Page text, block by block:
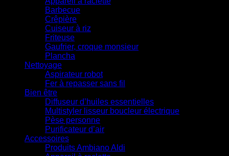
Barbecue
Crêpière
Cuiseur à riz
Friteuse
Gaufrier, croque monsieur
Plancha
Nettoyage
Aspirateur robot
Fer à repasser sans fil
Bien être
Diffuseur d’huiles essentielles
Multistyler lisseur boucleur électrique
Pèse personne
Purificateur d’air
Accessoires
Produits Ambiano Aldi